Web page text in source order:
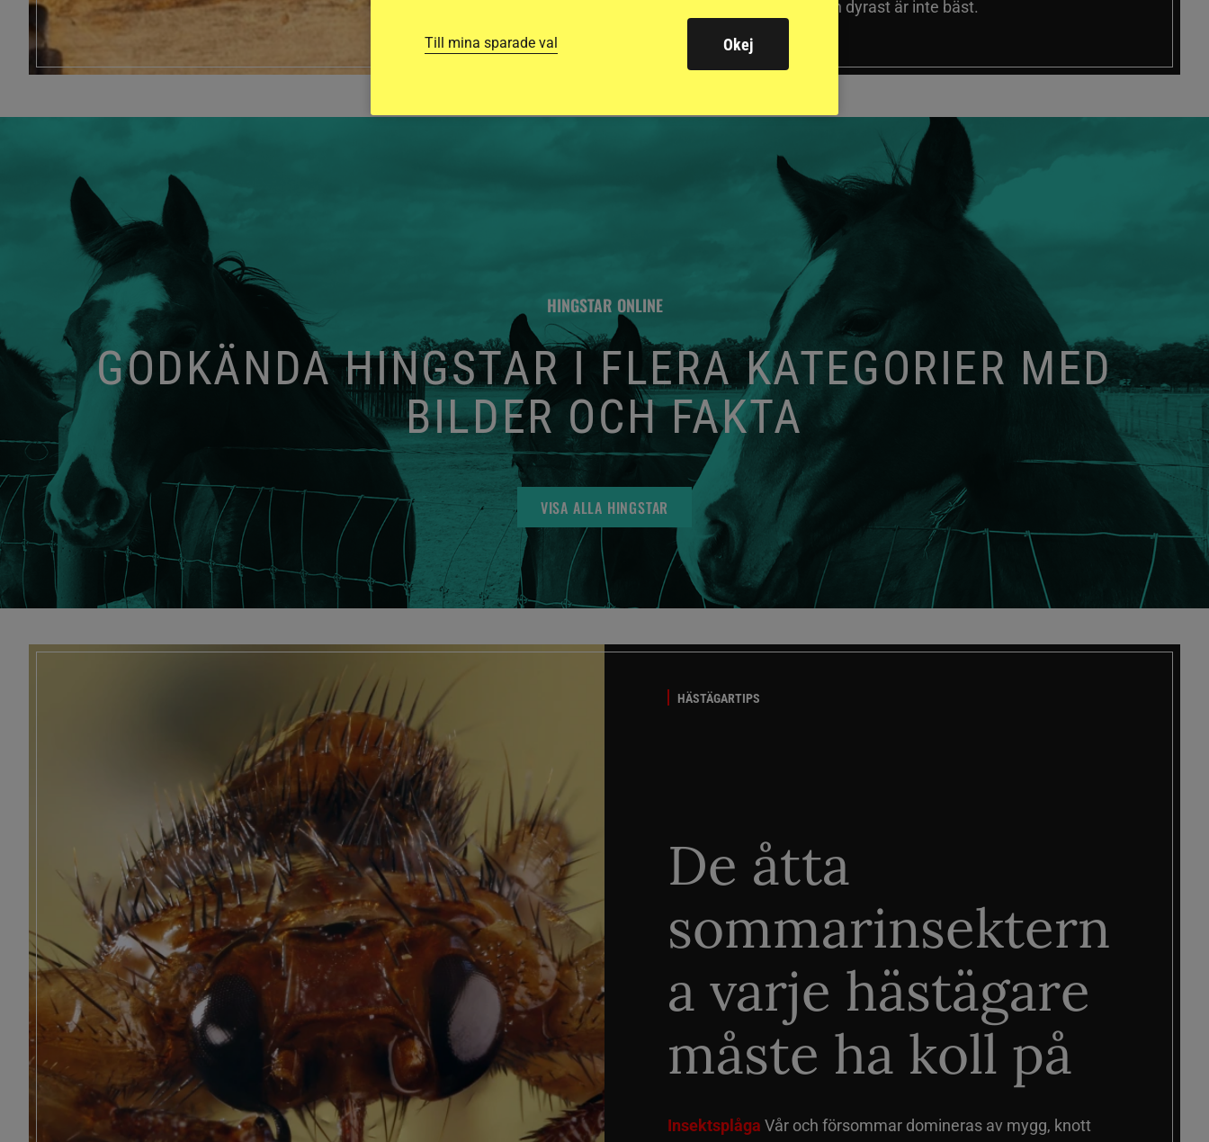
de olika hjälmarna – och dyrast är inte bäst.
HINGSTAR ONLINE
GODKÄNDA HINGSTAR I FLERA KATEGORIER MED
BILDER OCH FAKTA
VISA ALLA HINGSTAR
HÄSTÄGARTIPS
De åtta
sommarinsektern
a varje hästägare
måste ha koll på
Insektsplåga Vår och försommar domineras av mygg, knott
Till mina sparade val Okej